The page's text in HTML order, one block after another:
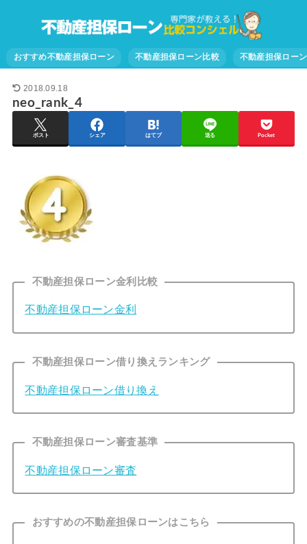
おすすめ不動産担保ローン 不動産担保ローン比較 不動産担保ロー
2018.09.18
neo_rank_4
ポスト シェア はてブ 送る Pocket
不動産担保ローン金利比較
不動産担保ローン金利
不動産担保ローン借り換えランキング
不動産担保ローン借り換え
不動産担保ローン審査基準
不動産担保ローン審査
おすすめの不動産担保ローンはこちら